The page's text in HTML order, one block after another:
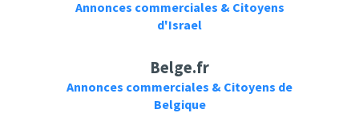
Annonces commerciales & Citoyens
d'Israel
Belge.fr
Annonces commerciales & Citoyens de
Belgique